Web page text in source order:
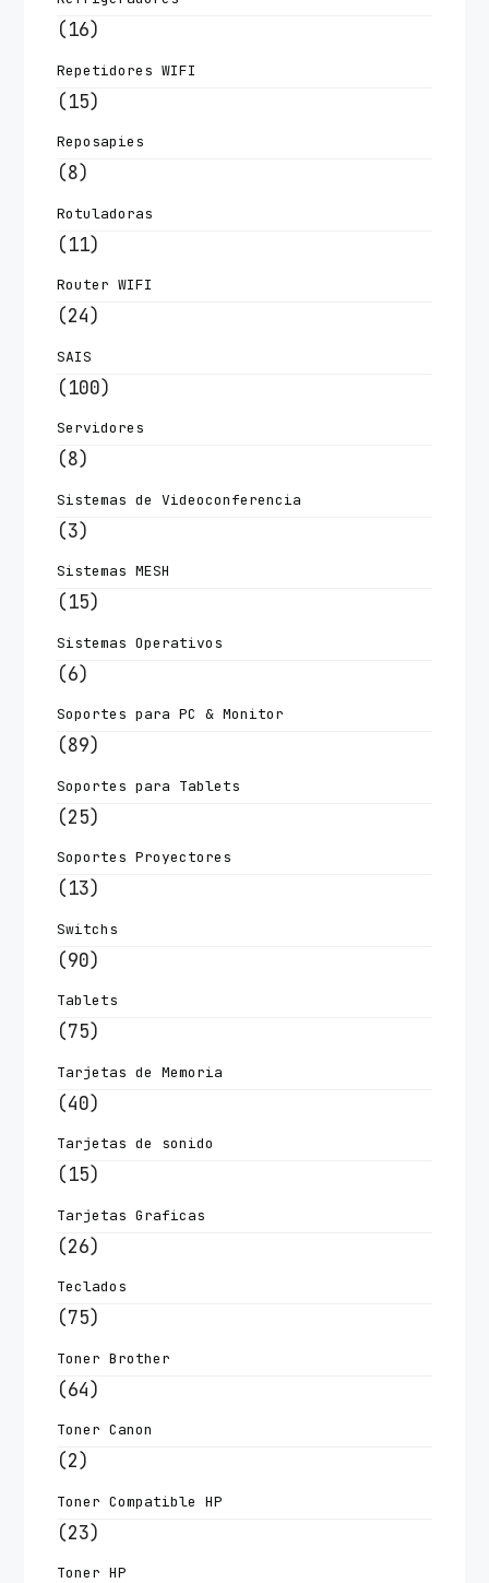
(16)
Repetidores WIFI
(15)
Reposapies
(8)
Rotuladoras
(11)
Router WIFI
(24)
SAIS
(100)
Servidores
(8)
Sistemas de Videoconferencia
(3)
Sistemas MESH
(15)
Sistemas Operativos
(6)
Soportes para PC & Monitor
(89)
Soportes para Tablets
(25)
Soportes Proyectores
(13)
Switchs
(90)
Tablets
(75)
Tarjetas de Memoria
(40)
Tarjetas de sonido
(15)
Tarjetas Graficas
(26)
Teclados
(75)
Toner Brother
(64)
Toner Canon
(2)
Toner Compatible HP
(23)
Toner HP